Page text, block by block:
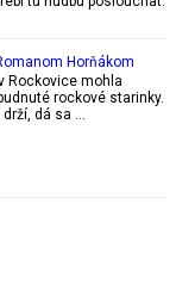
Horňákom
Rockovice mohla
rockové starinky.
dá sa …